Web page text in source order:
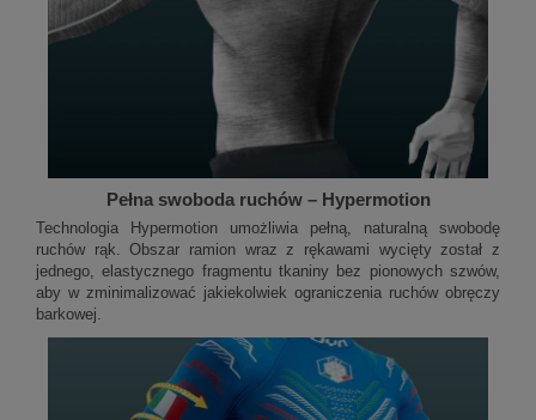
Pełna swoboda ruchów – Hypermotion
Technologia Hypermotion umożliwia pełną, naturalną swobodę
ruchów rąk. Obszar ramion wraz z rękawami wycięty został z
jednego, elastycznego fragmentu tkaniny bez pionowych szwów,
aby w zminimalizować jakiekolwiek ograniczenia ruchów obręczy
barkowej.